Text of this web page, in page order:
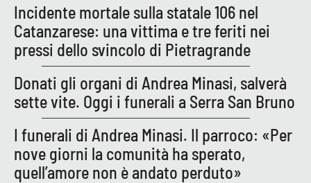
Incidente mortale sulla statale 106 nel
Catanzarese: una vittima e tre feriti nei
pressi dello svincolo di Pietragrande
Donati gli organi di Andrea Minasi, salverà
sette vite. Oggi i funerali a Serra San Bruno
I funerali di Andrea Minasi. Il parroco: «Per
nove giorni la comunità ha sperato,
quell’amore non è andato perduto»